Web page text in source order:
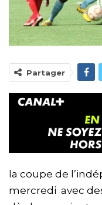
Partager
la coupe de
mercredi avec